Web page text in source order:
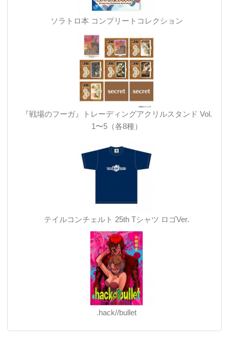
ソラトロ本 コンプリートコレクション
『戦場のフーガ』トレーディングアクリルスタンド Vol.
1〜5（各8種）
テイルコンチェルト 25th Tシャツ ロゴVer.
.hack//bullet